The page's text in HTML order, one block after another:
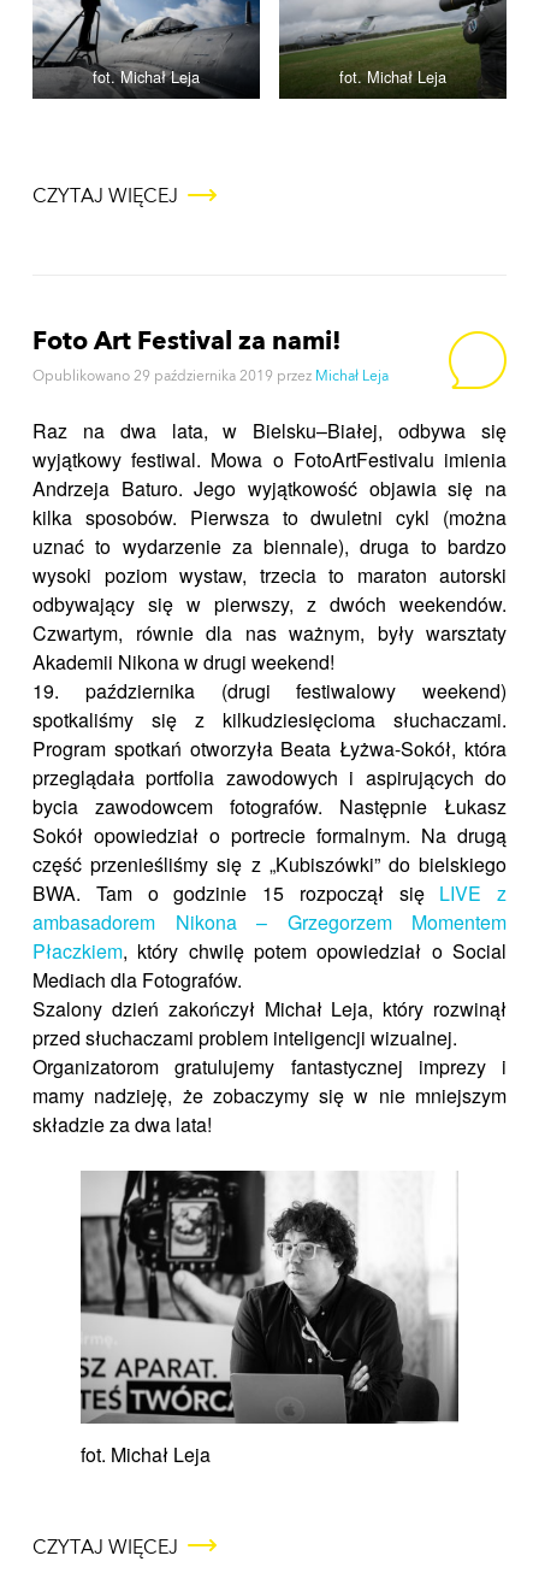
fot. Michał Leja fot. Michał Leja
CZYTAJ WIĘCEJ
Foto Art Festival za nami!
Opublikowano 29 października 2019 przez Michał Leja
Raz na dwa lata, w Bielsku–Białej, odbywa się
wyjątkowy festiwal. Mowa o FotoArtFestivalu imienia
Andrzeja Baturo. Jego wyjątkowość objawia się na
kilka sposobów. Pierwsza to dwuletni cykl (można
uznać to wydarzenie za biennale), druga to bardzo
wysoki poziom wystaw, trzecia to maraton autorski
odbywający się w pierwszy, z dwóch weekendów.
Czwartym, równie dla nas ważnym, były warsztaty
Akademii Nikona w drugi weekend!
19. października (drugi festiwalowy weekend)
spotkaliśmy się z kilkudziesięcioma słuchaczami.
Program spotkań otworzyła Beata Łyżwa-Sokół, która
przeglądała portfolia zawodowych i aspirujących do
bycia zawodowcem fotografów. Następnie Łukasz
Sokół opowiedział o portrecie formalnym. Na drugą
część przenieśliśmy się z „Kubiszówki” do bielskiego
BWA. Tam o godzinie 15 rozpoczął się LIVE z
ambasadorem Nikona – Grzegorzem Momentem
Płaczkiem, który chwilę potem opowiedział o Social
Mediach dla Fotografów.
Szalony dzień zakończył Michał Leja, który rozwinął
przed słuchaczami problem inteligencji wizualnej.
Organizatorom gratulujemy fantastycznej imprezy i
mamy nadzieję, że zobaczymy się w nie mniejszym
składzie za dwa lata!
fot. Michał Leja
CZYTAJ WIĘCEJ